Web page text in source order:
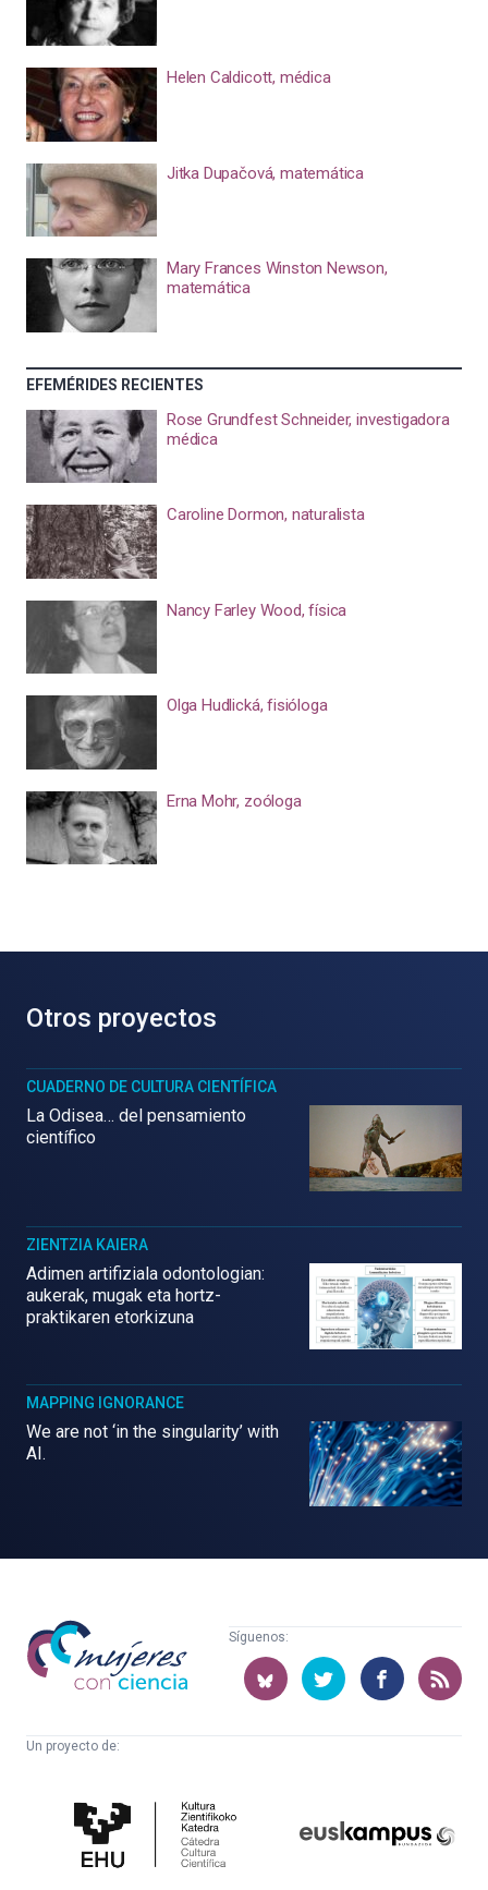
Helen Caldicott, médica
Jitka Dupačová, matemática
Mary Frances Winston Newson,
matemática
EFEMÉRIDES RECIENTES
Rose Grundfest Schneider, investigadora
médica
Caroline Dormon, naturalista
Nancy Farley Wood, física
Olga Hudlická, fisióloga
Erna Mohr, zoóloga
Otros proyectos
CUADERNO DE CULTURA CIENTÍFICA
La Odisea… del pensamiento
científico
ZIENTZIA KAIERA
Adimen artifiziala odontologian:
aukerak, mugak eta hortz-
praktikaren etorkizuna
MAPPING IGNORANCE
We are not ‘in the singularity’ with
AI.
Mujeres
con
ciencia
Síguenos:
Un proyecto de:
Cultura
Científica